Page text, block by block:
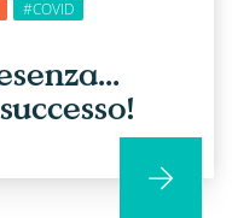
#COVID